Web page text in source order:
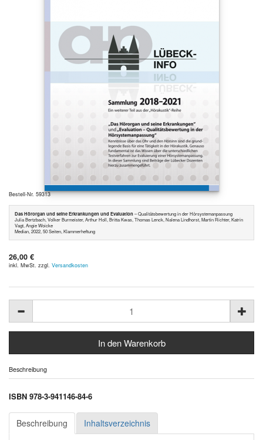
Bestell-Nr. 59313
Das Hörorgan und seine Erkrankungen und Evaluation– Qualitätsbewertung in der Hörsystemanpassung
Julia Bertzbach, Volker Burmeister, Arthur Holl, Britta Kwas, Thomas Lenck, Nalena Lindhorst, Martin Richter, Katrin
Vagt, Angie Woicke
Median, 2022, 50 Seiten, Klammerheftung
26,00 €
inkl. MwSt. zzgl. Versandkosten
Beschreibung
ISBN 978-3-941146-84-6
Beschreibung Inhaltsverzeichnis